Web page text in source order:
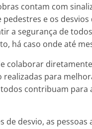
contam com
e os
a segurança de
há caso onde até
colaborar
realizadas para
contribuam para
desvio, as